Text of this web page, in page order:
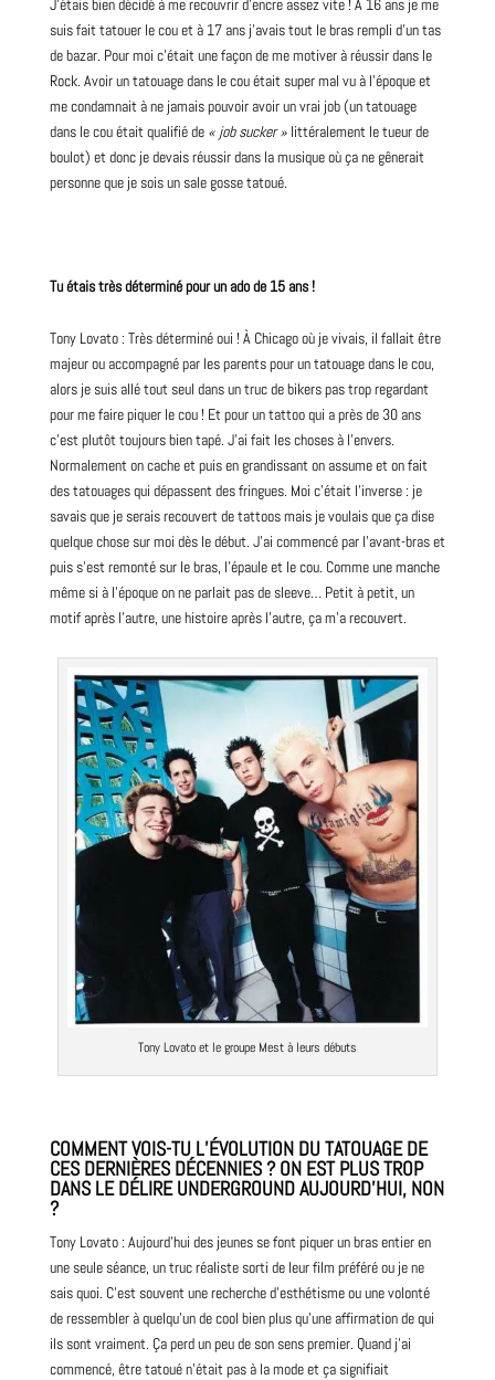
J’étais bien décidé à me recouvrir d’encre assez vite ! À 16 ans je me
suis fait tatouer le cou et à 17 ans j’avais tout le bras rempli d’un tas
de bazar. Pour moi c’était une façon de me motiver à réussir dans le
Rock. Avoir untatouagedans le cou était super mal vu à l’époque et
me condamnait à ne jamais pouvoir avoir un vrai job (un tatouage
dans le cou était qualifié de « job sucker »littéralement le tueur de
boulot) et donc je devais réussir dans la musique où ça ne gênerait
personne que je sois un sale gosse tatoué.
Tu étais très déterminé pour un ado de 15 ans !
Tony Lovato : Très déterminé oui ! À Chicago où je vivais, il fallait être
majeur ou accompagné par les parents pour un tatouage dans le cou,
alors je suis allé tout seul dans un truc de bikers pas trop regardant
pour me faire piquer le cou ! Et pour un tattoo qui a près de 30 ans
c’est plutôt toujours bien tapé. J’ai fait les choses à l’envers.
Normalement on cache et puis en grandissant on assume et on fait
des tatouages qui dépassent des fringues. Moi c’était l’inverse : je
savais que je serais recouvert de tattoos mais je voulais que ça dise
quelque chose sur moi dès le début. J’ai commencé par l’avant-bras et
puis s’est remonté sur le bras, l’épaule et le cou. Comme une manche
même si à l’époque on ne parlait pas de sleeve… Petit à petit, un
motif après l’autre, une histoire après l’autre, ça m’a recouvert.
Tony Lovato et le groupe Mest à leurs débuts
COMMENT VOIS-TU L’ÉVOLUTION DU TATOUAGE DE
CES DERNIÈRES DÉCENNIES ? ON EST PLUS TROP
DANS LE DÉLIRE UNDERGROUND AUJOURD’HUI, NON
?
Tony Lovato : Aujourd’hui des jeunes se font piquer un bras entier en
une seule séance, un truc réaliste sorti de leurfilm préféré ou je ne
sais quoi. C’est souvent une recherche d’esthétisme ou une volonté
de ressembler à quelqu’un de cool bien plus qu’une affirmation de qui
ils sont vraiment. Ça perd un peu de son sens premier. Quand j’ai
commencé, être tatoué n’était pas à la mode et ça signifiait